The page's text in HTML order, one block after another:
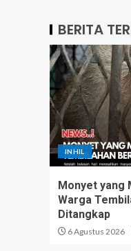
BERITA
INHIL
Monyet yang
Warga
Ditangkap
6 Agustus 2026